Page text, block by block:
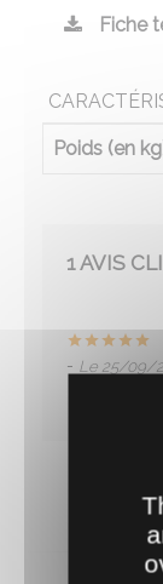
Fiche
Poids (en
1 AVIS
- Le 25/09/